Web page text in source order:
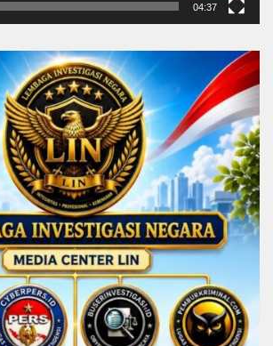
04:37